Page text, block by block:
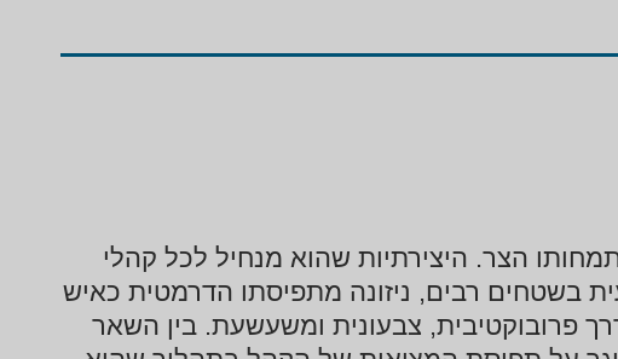
הצר. היצירתיות שהוא מנחיל לכל קהלי
בשטחים רבים, ניזונה מתפיסתו הדרמטית כאיש
פרובוקטיבית, צבעונית ומשעשעת. בין השאר